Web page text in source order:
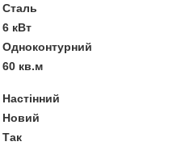
Сталь
6 кВт
Одноконтурний
60 кв.м
Настінний
Новий
Так